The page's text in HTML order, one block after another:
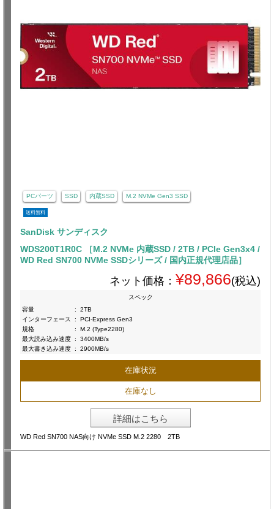
PCパーツ SSD 内蔵SSD M.2 NVMe Gen3 SSD
送料無料
SanDisk サンディスク
WDS200T1R0C ［M.2 NVMe 内蔵SSD / 2TB / PCIe Gen3x4 /
WD Red SN700 NVMe SSDシリーズ / 国内正規代理店品］
ネット価格： ¥89,866(税込)
スペック
容量
:
2TB
インターフェース
:
PCI-Express Gen3
規格
:
M.2 (Type2280)
最大読み込み速度 :
3400MB/s
最大書き込み速度 : 2900MB/s
在庫状況
在庫なし
詳細はこちら
WD Red SN700 NAS向け NVMe SSD M.2 2280 2TB